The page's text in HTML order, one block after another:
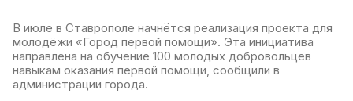
В июле в Ставрополе начнётся реализация проекта для
молодёжи «Город первой помощи». Эта инициатива
направлена на обучение 100 молодых добровольцев
навыкам оказания первой помощи, сообщили в
администрации города.